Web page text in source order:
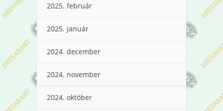
2025. február
2025. január
2024. december
2024. november
2024. október